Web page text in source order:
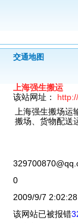
交通地图
上海强生搬运
该站网址：
上海强生搬场
搬场、货物配送
0
2009/9/7 2:02:28
该网站已被报错